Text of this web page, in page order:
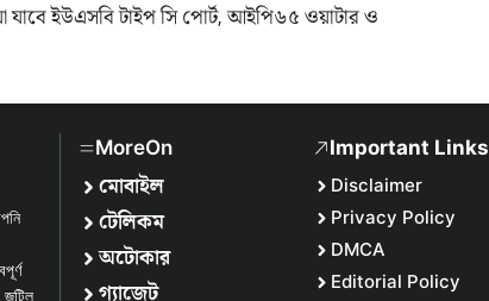
যাবে ইউএসবি টাইপ সি পোর্ট, আইপি৬৫ ওয়াটার ও
জটিল
MoreOn
মোবাইল
টেলিকম
অটোকার
গ্যাজেট
Important Links
Disclaimer
Privacy Policy
DMCA
Editorial Policy